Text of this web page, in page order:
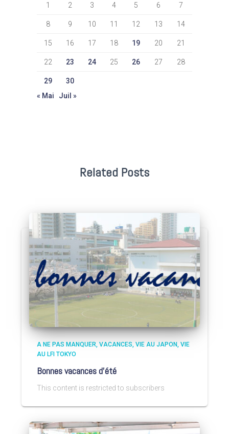
1 2 3 4 5 6 7
8 9 10 11 12 13 14
15 16 17 18 19 20 21
22 23 24 25 26 27 28
29
30
« Mai
Juil »
Related Posts
A NE PAS MANQUER VACANCES VIE AU JAPON VIE
AU LFI TOKYO
Bonnes vacances d’été
This content is restricted to subscribers